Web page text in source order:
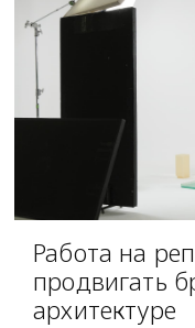
Работа на
продвигать
архитектуре